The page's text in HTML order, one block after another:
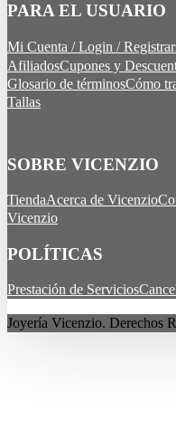
PARA EL USUARIO
Mi Cuenta / Login /
AfiliadosCupones y
Glosario de términosCómo
Tallas
SOBRE VICENZIO
TiendaAcerca de Vicenzio
Vicenzio
POLÍTICAS
Prestación de Servicios
Joyería Vicenzio. Derechos